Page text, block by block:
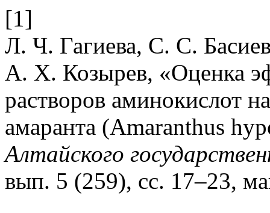
[1]
Л. Ч. Гагиева, С. С.
А. Х. Козырев, «Оценка
растворов аминокислот
амаранта (Amaranthus
Алтайского
вып. 5 (259), сс. 17–23,